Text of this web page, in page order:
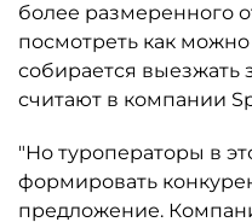
более размеренного
посмотреть как
собирается выезжать
считают в компании
"Но туроператоры в
формировать
предложение.